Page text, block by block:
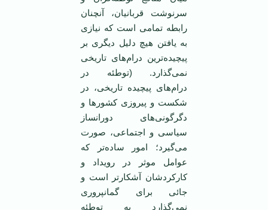
سرنوشت ‏قربانیان، آنچنان
رابطه تمامی است كه نیازی
به یافتن هیچ دلیل دیگری بر
پیچیده‌ترین درام‌های تاریخی
‏نمی‌گذارد. (توطئه در
درام‌های پیچیده تاریخی، در
شكست و پیروزی كشورها و
دگرگونی‌های دورانساز
‏سیاسی و اجتماعی، صورت
می‌گیرد؛ امور ساده‌تر كه
عوامل موثر در رویداد و
كاركردشان آشكارتر ‏است و
جائی برای گمانپروری
نمی‌گذارد به توطئه